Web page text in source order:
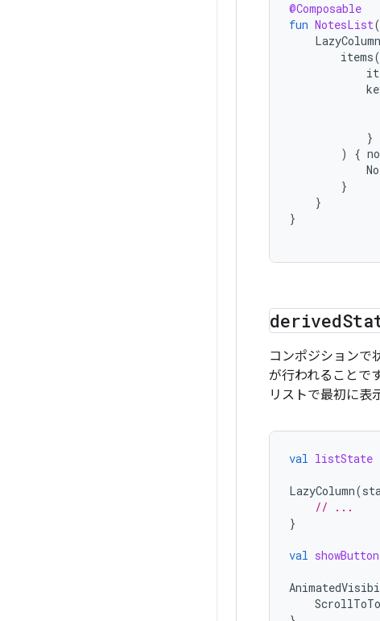
@Composable
fun NotesList(
LazyColumn
items(
}
)
{
}
}
}
derived
コンポジションで
が行われることで
リストで最初に表
val listState
LazyColumn(
// ...
}
val showButton